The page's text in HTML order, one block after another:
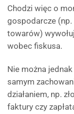
Chodzi więc o
gospodarcze
towarów)
wobec fiskusa.
Nie można
samym
działaniem, np.
faktury czy